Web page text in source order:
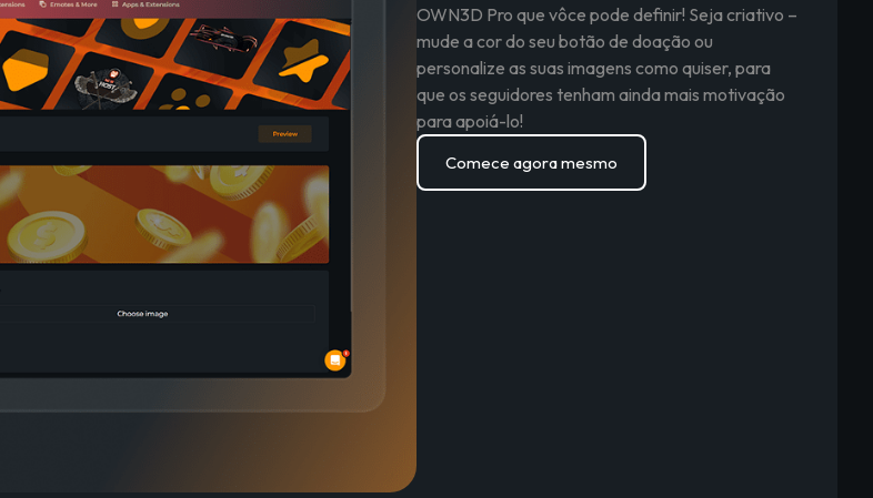
OWN3D Pro que vôce pode definir! Seja criativo –
mude a cor do seu botão de doação ou
personalize as suas imagens como quiser, para
que os seguidores tenham ainda mais motivação
para apoiá-lo!
Comece agora mesmo